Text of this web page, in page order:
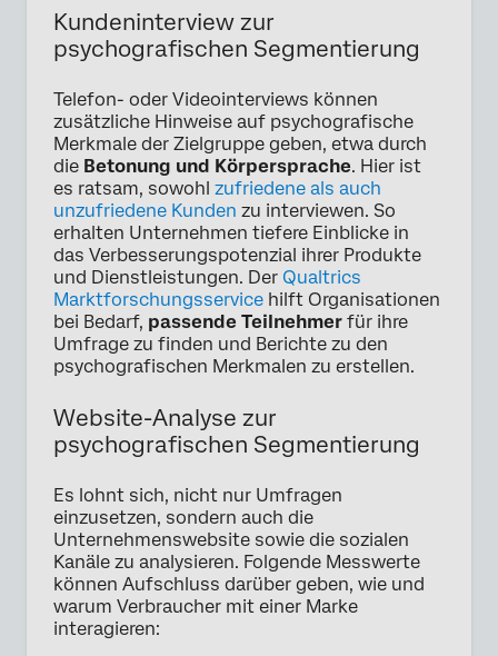
Kundeninterview zur
psychografischen Segmentierung
Telefon- oder Videointerviews können
zusätzliche Hinweise auf psychografische
Merkmale der Zielgruppe geben, etwa durch
die Betonung und Körpersprache. Hier ist
es ratsam, sowohl zufriedene als auch
unzufriedene Kunden zu interviewen. So
erhalten Unternehmen tiefere Einblicke in
das Verbesserungspotenzial ihrer Produkte
und Dienstleistungen. Der Qualtrics
Marktforschungsservice hilft Organisationen
bei Bedarf, passende Teilnehmer für ihre
Umfrage zu finden und Berichte zu den
psychografischen Merkmalen zu erstellen.
Website-Analyse zur
psychografischen Segmentierung
Es lohnt sich, nicht nur Umfragen
einzusetzen, sondern auch die
Unternehmenswebsite sowie die sozialen
Kanäle zu analysieren. Folgende Messwerte
können Aufschluss darüber geben, wie und
warum Verbraucher mit einer Marke
interagieren: